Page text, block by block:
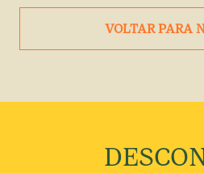
VOLTAR PARA